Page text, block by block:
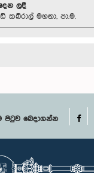
ලදී
කබ්රාල් මහතා, පා.ම.
පිටුව බෙදාගන්න